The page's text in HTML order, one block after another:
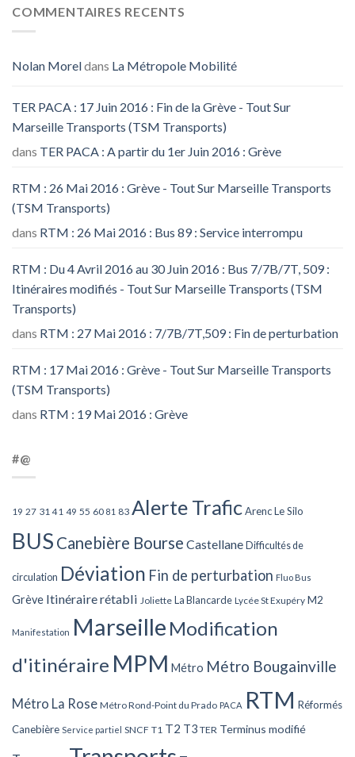
COMMENTAIRES RECENTS
Nolan Moreldans La Métropole Mobilité
TER PACA : 17 Juin 2016 : Fin de la Grève - Tout Sur
Marseille Transports (TSM Transports)
dans TER PACA : A partir du 1er Juin 2016 : Grève
RTM : 26 Mai 2016 : Grève - Tout Sur Marseille Transports
(TSM Transports)
dans RTM : 26 Mai 2016 : Bus 89 : Service interrompu
RTM : Du 4 Avril 2016 au 30 Juin 2016 : Bus 7/7B/7T, 509 :
Itinéraires modifiés - Tout Sur Marseille Transports (TSM
Transports)
dans RTM : 27 Mai 2016 : 7/7B/7T,509 : Fin de perturbation
RTM : 17 Mai 2016 : Grève - Tout Sur Marseille Transports
(TSM Transports)
dans RTM : 19 Mai 2016 : Grève
#@
19 27 31 41 49 55 60 81 83 Alerte TraficArenc Le Silo
BUS Canebière Bourse Castellane Difficultés de
circulation Déviation Fin de perturbation Fluo Bus
Grève Itinéraire rétabli Joliette La Blancarde Lycée St Exupéry M2
Manifestation Marseille Modification
d'itinéraire MPM Métro Métro Bougainville
Métro La Rose Métro Rond-Point du Prado PACA RTM Réformés
Canebière Service partiel SNCF T1 T2 T3 TER Terminus modifié